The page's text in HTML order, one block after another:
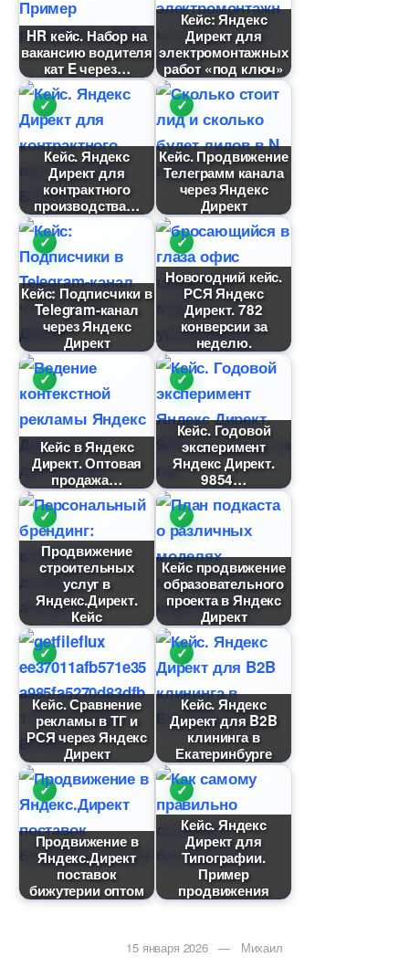
HR кейс. Набор на
акансию водителя
кат E через
Кейс: Яндекс
Директ для
электромонтажных
работ «под ключ»
Кейс. Яндекс
Директ для
контрактного
производства
Кейс. Продвижение
Телеграмм канала
через Яндекс
Директ
Кейс: Подписчики
Telegram-канал
через Яндекс
Директ
Новогодний кейс.
РСЯ Яндекс
Директ. 782
конверсии за
неделю.
Кейс в Яндекс
Директ. Оптовая
продажа
Кейс. Годовой
эксперимент
Яндекс Директ.
9854
Продвижение
строительных
услу
Яндекс.Директ.
Кейс
Кейс продвижение
образовательного
проекта в Яндекс
Директ
Кейс. Сравнение
рекламы в ТГ и
РСЯ через Яндекс
Директ
Кейс. Яндекс
Директ для B2B
клининга
Екатеринбурге
Продвижение
Яндекс.Директ
поставок
ижутерии оптом
Кейс. Яндекс
Директ для
Типографии.
Пример
продвижения
15 января 2026 — Михаил